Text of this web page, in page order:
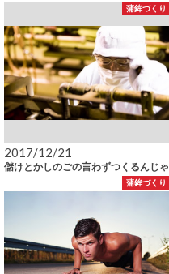
蒲鉾づくり
2017/12/21
儲けとかしのごの言わずつくるんじゃ
蒲鉾づくり